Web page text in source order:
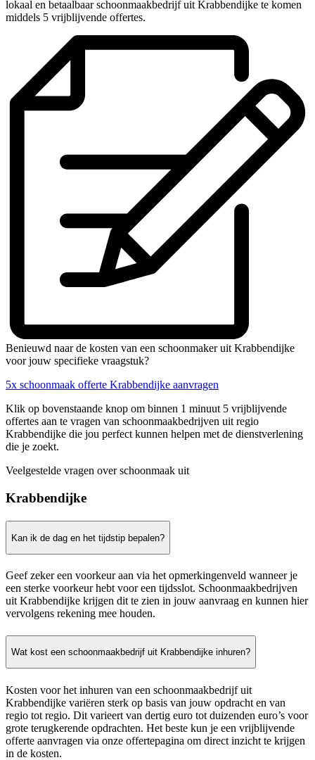
lokaal en betaalbaar schoonmaakbedrijf uit Krabbendijke te komen
middels 5 vrijblijvende offertes.
Benieuwd naar de kosten van een schoonmaker uit Krabbendijke
voor jouw specifieke vraagstuk?
5x schoonmaak offerte Krabbendijke aanvragen
Klik op bovenstaande knop om binnen 1 minuut 5 vrijblijvende
offertes aan te vragen van schoonmaakbedrijven uit regio
Krabbendijke die jou perfect kunnen helpen met de dienstverlening
die je zoekt.
Veelgestelde vragen over schoonmaak uit
Krabbendijke
Kan ik de dag en het tijdstip bepalen?
Geef zeker een voorkeur aan via het opmerkingenveld wanneer je
een sterke voorkeur hebt voor een tijdsslot. Schoonmaakbedrijven
uit Krabbendijke krijgen dit te zien in jouw aanvraag en kunnen hier
vervolgens rekening mee houden.
Wat kost een schoonmaakbedrijf uit Krabbendijke inhuren?
Kosten voor het inhuren van een schoonmaakbedrijf uit
Krabbendijke variëren sterk op basis van jouw opdracht en van
regio tot regio. Dit varieert van dertig euro tot duizenden euro’s voor
grote terugkerende opdrachten. Het beste kun je een vrijblijvende
offerte aanvragen via onze offertepagina om direct inzicht te krijgen
in de kosten.